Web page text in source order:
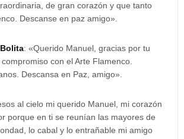
de gran corazón y que tanto
Descanse en paz amigo».
: «Querido Manuel, gracias por tu
con el Arte Flamenco.
Descansa en Paz, amigo».
al cielo mi querido Manuel, mi corazón
porque en ti se reunían las mayores de
lo cabal y lo entrañable mi amigo